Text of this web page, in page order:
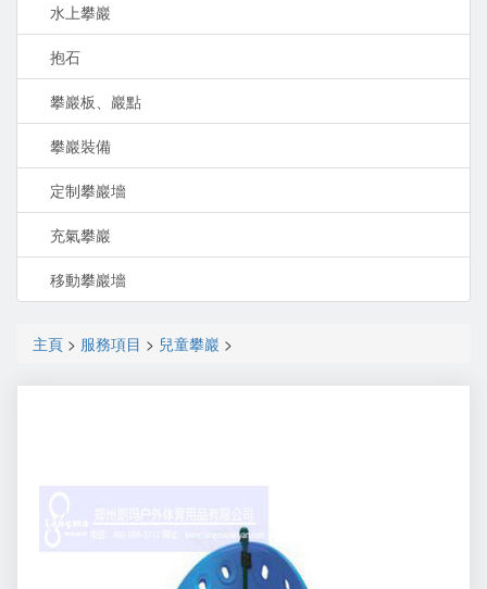
水上攀巖
抱石
攀巖板、巖點
攀巖裝備
定制攀巖墻
充氣攀巖
移動攀巖墻
主頁 > 服務項目 > 兒童攀巖 >